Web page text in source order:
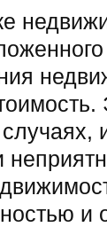
и